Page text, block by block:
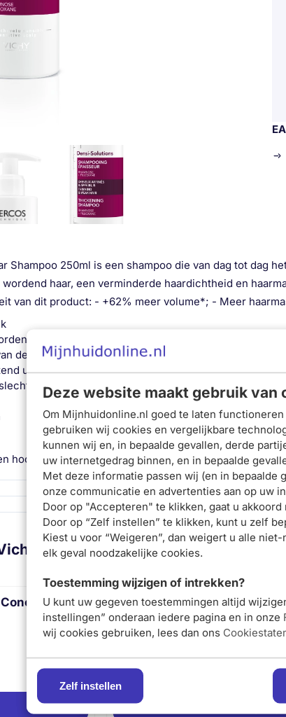
Deze website maakt gebruik van
Om Mijnhuidonline.nl goed te laten
gebruiken wij cookies en vergelijkbare
kunnen wij en, in bepaalde gevallen, derde
uw internetgedrag binnen, en in bepaalde
Met deze informatie passen wij (en in bepaalde
onze communicatie en advertenties aan op uw
Door op "Accepteren" te klikken, gaat u
Door op “Zelf instellen” te klikken, kunt u zelf
Kiest u voor “Weigeren”, dan weigert u alle
elk geval noodzakelijke cookies.
Toestemming wijzigen of intrekken?
U kunt uw gegeven toestemmingen altijd
instellingen” onderaan iedere pagina en in onze
wij cookies gebruiken, lees dan ons
Zelf instellen
Schrijf je nu in en ontvang onze nieuwsbrief
Meld je aan voor
nieuwsbrief
en ontvang 5%
eerste bestelling
Meld je nu aan
E-mail adres:
Shampoo 250ml is een shampoo die van dag tot dag
haar, een verminderde haardichtheid en
van dit product: - +62% meer volume*; - Meer
haar en een gevoelige hoofdhuid
de hoofdhuid
uitzien
zes weken
hoofdhuid. Masseer zachtjes in en spoel uit. Bij
Dercos Densi-Solutions Voller
36,45
Vichy Dercos Technique
200ml
Van